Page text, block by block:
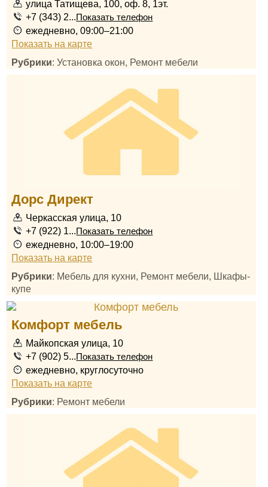
улица Татищева, 100, оф. 8, 1эт.
+7 (343) 2...Показать телефон
ежедневно, 09:00–21:00
Показать на карте
Рубрики: Установка окон, Ремонт мебели
Дорс Директ
Черкасская улица, 10
+7 (922) 1...Показать телефон
ежедневно, 10:00–19:00
Показать на карте
Рубрики: Мебель для кухни, Ремонт мебели, Шкафы-
купе
Комфорт мебель
Майкопская улица, 10
+7 (902) 5...Показать телефон
ежедневно, круглосуточно
Показать на карте
Рубрики: Ремонт мебели